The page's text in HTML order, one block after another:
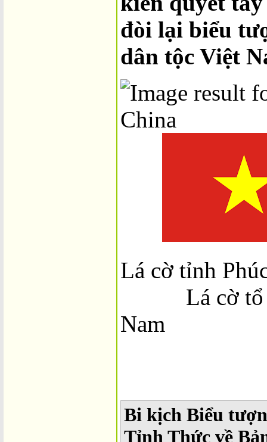
đòi lại biểu
dân tộc Việt
Lá cờ tỉnh
Lá cờ tổ
Nam
Bi kịch Biểu
Tỉnh Thức về